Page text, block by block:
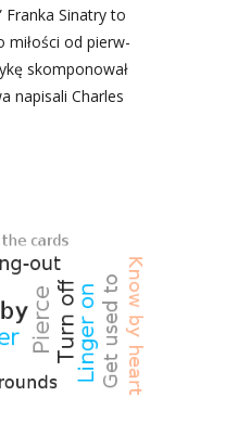
Fran­ka Sina­try to
miło­ści od pierw­
skom­po­no­wał
napi­sa­li Char­les